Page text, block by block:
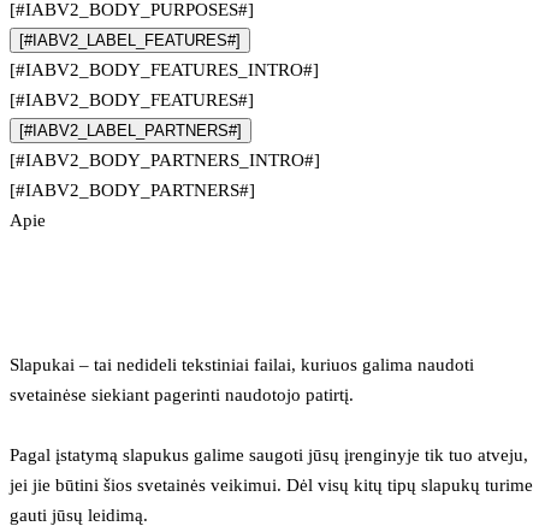
[#IABV2_BODY_PURPOSES#]
[#IABV2_LABEL_FEATURES#]
[#IABV2_BODY_FEATURES_INTRO#]
[#IABV2_BODY_FEATURES#]
[#IABV2_LABEL_PARTNERS#]
[#IABV2_BODY_PARTNERS_INTRO#]
[#IABV2_BODY_PARTNERS#]
Apie
Slapukai – tai nedideli tekstiniai failai, kuriuos galima naudoti
svetainėse siekiant pagerinti naudotojo patirtį.
Pagal įstatymą slapukus galime saugoti jūsų įrenginyje tik tuo atveju,
jei jie būtini šios svetainės veikimui. Dėl visų kitų tipų slapukų turime
gauti jūsų leidimą.